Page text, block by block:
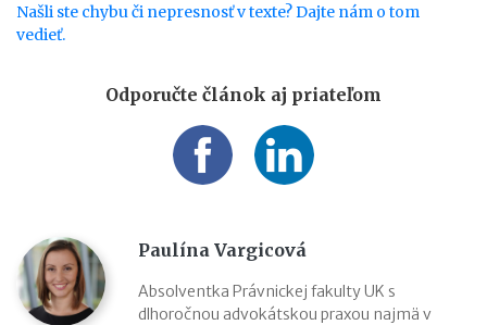
Našli ste chybu či nepresnosť v texte? Dajte nám o tom
vedieť.
Odporučte článok aj priateľom
Paulína Vargicová
Absolventka Právnickej fakulty UK s
dlhoročnou advokátskou praxou najmä v